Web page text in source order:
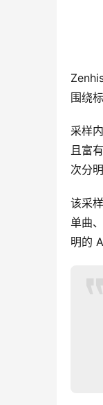
围绕
采样
且富
次分
该采
单曲
明的